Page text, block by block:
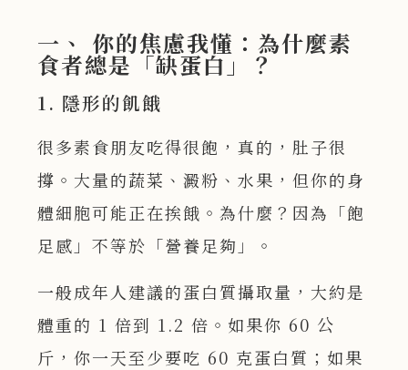
一、 你的焦慮我懂：為什麼素
食者總是「缺蛋白」？
1. 隱形的飢餓
很多素食朋友吃得很飽，真的，肚子很
撐。大量的蔬菜、澱粉、水果，但你的身
體細胞可能正在挨餓。為什麼？因為「飽
足感」不等於「營養足夠」。
一般成年人建議的蛋白質攝取量，大約是
體重的 1 倍到 1.2 倍。如果你 60 公
斤，你一天至少要吃 60 克蛋白質；如果